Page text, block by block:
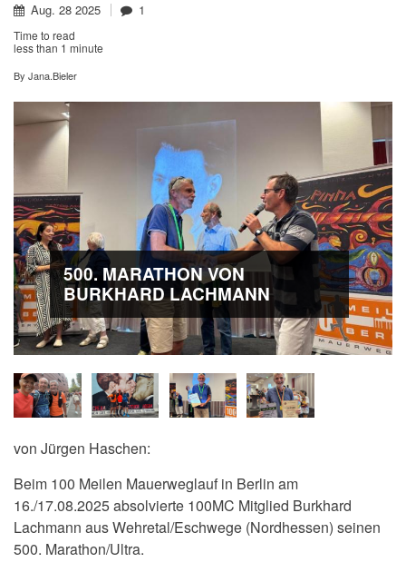
Aug. 28 2025 1
Time to read
less than 1 minute
By Jana.Bieler
500. MARATHON VON
BURKHARD LACHMANN
von Jürgen Haschen:
Beim 100 Meilen Mauerweglauf in Berlin am
16./17.08.2025 absolvierte 100MC Mitglied Burkhard
Lachmann aus Wehretal/Eschwege (Nordhessen) seinen
500. Marathon/Ultra.